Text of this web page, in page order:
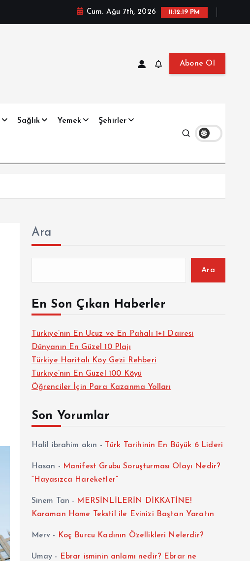
Cum. Ağu 7th, 2026 11:12:20 PM
Abone Ol
Sağlık Yemek Şehirler
Ara
Ara
En Son Çıkan Haberler
Türkiye’nin En Ucuz ve En Pahalı 1+1 Dairesi
Dünyanın En Güzel 10 Plajı
Türkiye Haritalı Köy Gezi Rehberi
Türkiye’nin En Güzel 100 Köyü
Öğrenciler İçin Para Kazanma Yolları
Son Yorumlar
Halil ibrahim akın - Türk Tarihinin En Büyük 6 Lideri
Hasan - Manifest Grubu Soruşturması Olayı Nedir?
“Hayasızca Hareketler”
Sinem Tan - MERSİNLİLERİN DİKKATİNE!
Karaman Home Tekstil ile Evinizi Baştan Yaratın
Merv - Koç Burcu Kadının Özellikleri Nelerdir?
Umay -
Ebrar isminin anlamı nedir? Ebrar ne